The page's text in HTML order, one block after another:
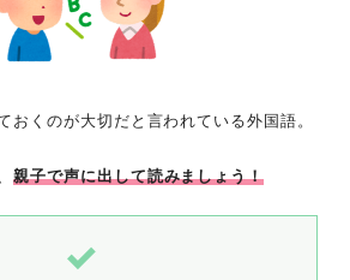
おくのが大切だと言われている外国語。
親子で声に出して読みましょう！